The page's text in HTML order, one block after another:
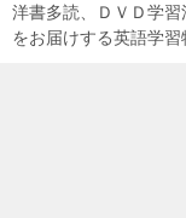
洋書多読、ＤＶＤ学
をお届けする英語学習